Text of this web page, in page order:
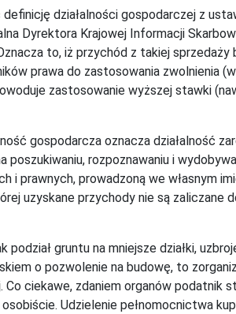
działalności gospodarczej z
Dyrektora Krajowej Informacji
to, iż przychód z takiej
prawa do zastosowania zwolnienia
zastosowanie wyższej stawki
gospodarcza oznacza działalność
poszukiwaniu, rozpoznawaniu i
i prawnych, prowadzoną we własnym
uzyskane przychody nie są zaliczane
gruntu na mniejsze działki,
o pozwolenie na budowę, to
Co ciekawe, zdaniem organów podatnik
Udzielenie pełnomocnictwa